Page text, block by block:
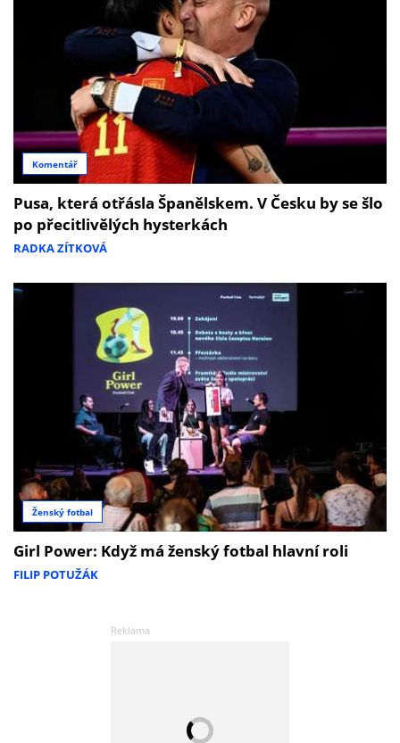
Komentář
Pusa, která otřásla Španělskem. V Česku by se šlo
po přecitlivělých hysterkách
RADKA ZÍTKOVÁ
Ženský fotbal
Girl Power: Když má ženský fotbal hlavní roli
FILIP POTUŽÁK